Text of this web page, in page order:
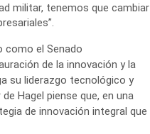
militar, tenemos que cambiar
como el Senado
de la innovación y la
su liderazgo tecnológico y
Hagel piense que, en una
de innovación integral que